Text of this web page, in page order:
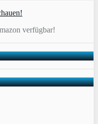
verfügbar!